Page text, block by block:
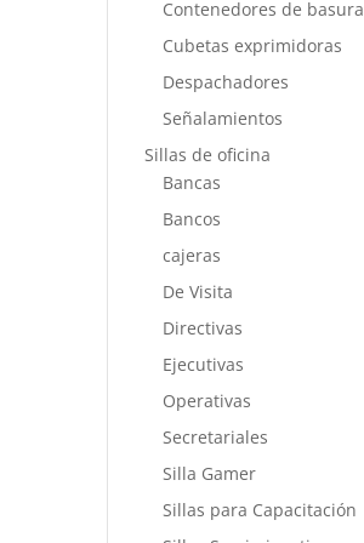
Contenedores de basura
Cubetas exprimidoras
Despachadores
Señalamientos
Sillas de oficina
Bancas
Bancos
cajeras
De Visita
Directivas
Ejecutivas
Operativas
Secretariales
Silla Gamer
Sillas para Capacitación